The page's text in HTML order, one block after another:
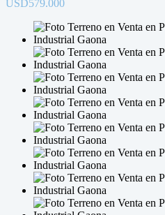
USD579.000